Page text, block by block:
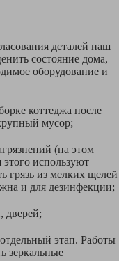
деталей наш
состояние дома,
оборудование и
коттеджа после
мусор;
(на этом
используют
грязь из мелких щелей
и для дезинфекции;
этап. Работы
зеркальные